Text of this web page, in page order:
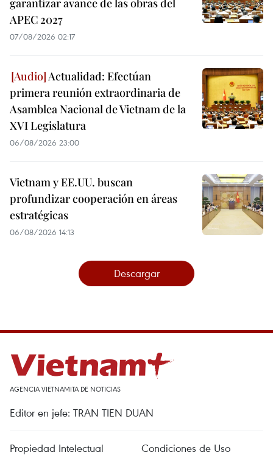
garantizar avance de las obras del
APEC 2027
07/08/2026 02:17
Actualidad: Efectúan
primera reunión extraordinaria de
Asamblea Nacional de Vietnam de la
XVI Legislatura
06/08/2026 23:00
Vietnam y EE.UU. buscan
profundizar cooperación en áreas
estratégicas
06/08/2026 14:13
Descargar
AGENCIA VIETNAMITA DE NOTICIAS
Editor en jefe: TRAN TIEN DUAN
Propiedad Intelectual Condiciones de Uso